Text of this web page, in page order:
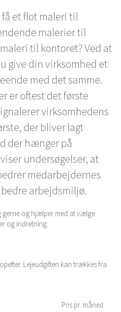
et flot maleri til
malerier til
til kontoret? Ved at
give din virksomhed et
med det samme.
er oftest det første
virksomhedens
der bliver lagt
der hænger på
undersøgelser, at
medarbejdernes
arbejdsmiljø.
gerne og hjælper med at vælge
og indretning.
Lejeudgiften kan trækkes fra
måned